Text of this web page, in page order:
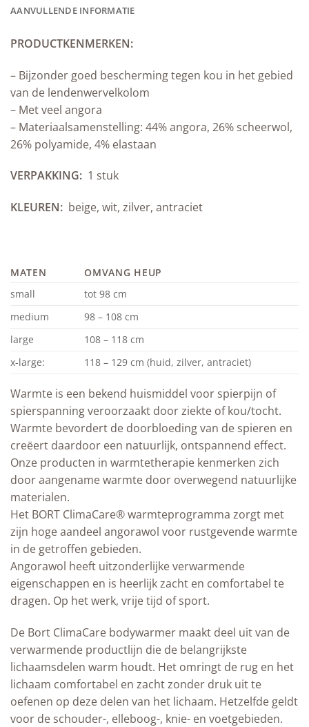
AANVULLENDE INFORMATIE
PRODUCTKENMERKEN:
– Bijzonder goed bescherming tegen kou in het gebied
van de lendenwervelkolom
– Met veel angora
– Materiaalsamenstelling: 44% angora, 26% scheerwol,
26% polyamide, 4% elastaan
VERPAKKING: 1 stuk
KLEUREN: beige, wit, zilver, antraciet
MATEN
OMVANG HEUP
small
tot 98 cm
medium
98 – 108 cm
large
108 – 118 cm
x-large:
118 – 129 cm (huid, zilver, antraciet)
Warmte is een bekend huismiddel voor spierpijn of
spierspanning veroorzaakt door ziekte of kou/tocht.
Warmte bevordert de doorbloeding van de spieren en
creëert daardoor een natuurlijk, ontspannend effect.
Onze producten in warmtetherapie kenmerken zich
door aangename warmte door overwegend natuurlijke
materialen.
Het BORT ClimaCare® warmteprogramma zorgt met
zijn hoge aandeel angorawol voor rustgevende warmte
in de getroffen gebieden.
Angorawol heeft uitzonderlijke verwarmende
eigenschappen en is heerlijk zacht en comfortabel te
dragen. Op het werk, vrije tijd of sport.
De Bort ClimaCare bodywarmer maakt deel uit van de
verwarmende productlijn die de belangrijkste
lichaamsdelen warm houdt. Het omringt de rug en het
lichaam comfortabel en zacht zonder druk uit te
oefenen op deze delen van het lichaam. Hetzelfde geldt
voor de schouder-, elleboog-, knie- en voetgebieden.